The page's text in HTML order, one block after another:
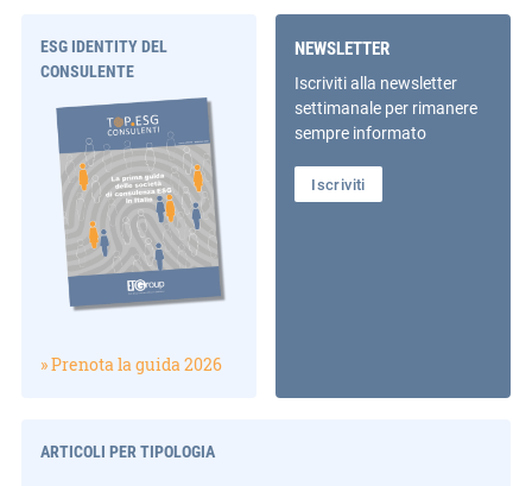
ESG IDENTITY DEL
CONSULENTE
» Prenota la guida 2026
NEWSLETTER
Iscriviti alla newsletter
settimanale per rimanere
sempre informato
Iscriviti
ARTICOLI PER TIPOLOGIA